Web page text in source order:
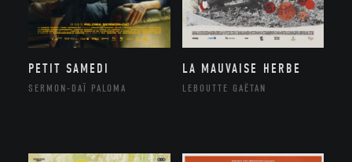
PETIT SAMEDI
SERMON-DAÏ PALOMA
LA MAUVAISE HERBE
LEBOUTTE GAËTAN